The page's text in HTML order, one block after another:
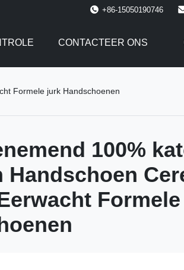
+86-15050190746
CONTACTEER ONS
Formele jurk Handschoenen
100%
Handschoen